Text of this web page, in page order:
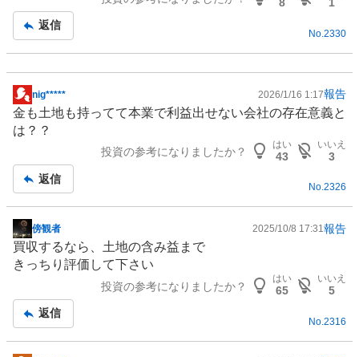
事
8
1
返信
No. 2330
掲
示
板
nig***** 2026/1/16 1:17報告
金も土地も持ってて本業で利益出せない会社の存在意義と
は？？
投資の参考になりましたか？
はい
43
いいえ
3
返信
No.2326
掲
示
板
傍観者 2025/10/8 17:31報告
買収するなら、土地の含み益まで
きっちり評価して下さい
投資の参考になりましたか？
はい
65
いいえ
5
返信
No. 2316